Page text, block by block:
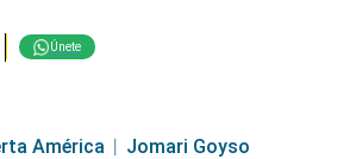
Únete
América
Jomari Goyso